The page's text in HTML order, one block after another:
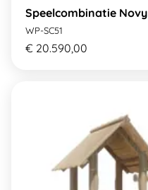
Speelcombinatie Novy
WP-SC51
€ 20.590,00